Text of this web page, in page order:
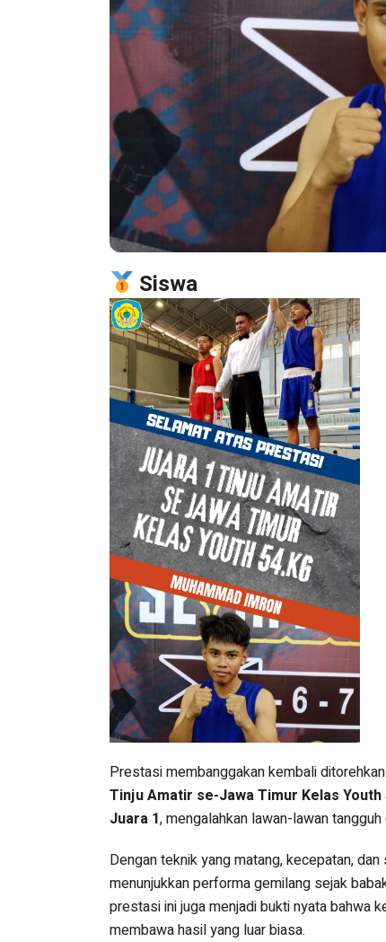
Siswa
Prestasi membanggakan kembali
Tinju Amatir se-Jawa Timur Kelas Youth
Juara 1, mengalahkan lawan-lawan
Dengan teknik yang matang, kecepatan,
menunjukkan performa gemilang sejak
prestasi ini juga menjadi bukti nyata bahwa
membawa hasil yang luar biasa.